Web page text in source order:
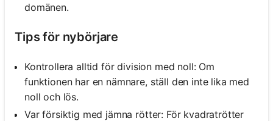
domänen.
Tips för nybörjare
Kontrollera alltid för division med noll: Om
funktionen har en nämnare, ställ den inte lika med
noll och lös.
Var försiktig med jämna rötter: För kvadratrötter